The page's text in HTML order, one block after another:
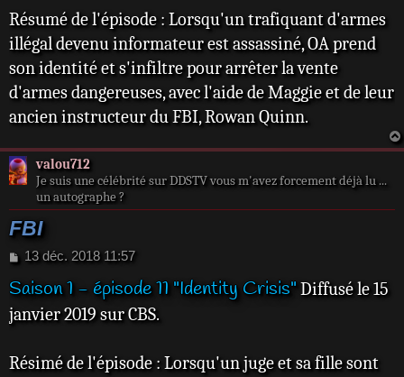
e
Résumé de l'épisode : Lorsqu'un trafiquant d'armes
illégal devenu informateur est assassiné, OA prend
son identité et s'infiltre pour arrêter la vente
d'armes dangereuses, avec l'aide de Maggie et de leur
ancien instructeur du FBI, Rowan Quinn.
valou712
Je suis une célébrité sur DDSTV vous m'avez forcement déjà lu ...
un autographe ?
FBI
M
s
a
e
13 déc. 2018 11:57
Saison 1 - épisode 11 "Identity Crisis" Diffusé le 15
janvier 2019 sur CBS.
Résimé de l'épisode : Lorsqu'un juge et sa fille sont